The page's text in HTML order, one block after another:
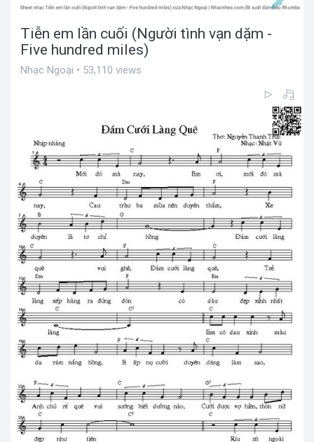
Tiễn em lần cuối (Người tình vạn dặm -
Five hundred miles)
Nhạc Ngoại • 53,110 views